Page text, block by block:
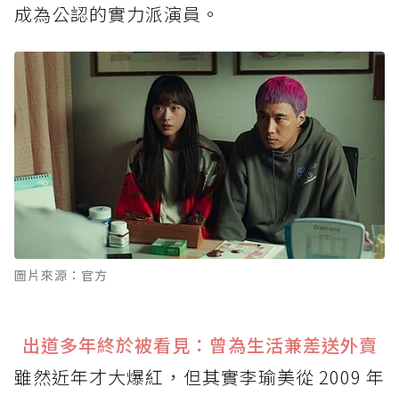
成為公認的實力派演員。
圖片來源：官方
出道多年終於被看見：曾為生活兼差送外賣
雖然近年才大爆紅，但其實李瑜美從 2009 年